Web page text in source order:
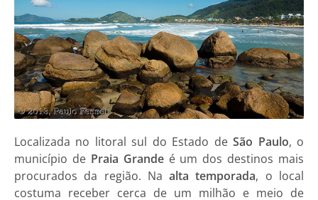
Localizada no litoral sul do Estado deSão Paulo, o
município de Praia Grandeé um dos destinos mais
procurados da região. Naalta temporada, o local
costuma receber cerca de um milhão e meio de